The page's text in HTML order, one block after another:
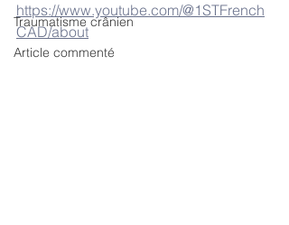
Traumatisme crânien
Article commenté
https://www.youtube.com/@1STFrench
CAD/about